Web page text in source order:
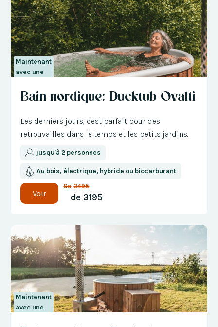
Maintenant
avec une
de 300 €
Bain nordique: Ducktub Ovalti
Les derniers jours, c'est parfait pour des
retrouvailles dans le temps et les petits jardins.
jusqu'à 2 personnes
Au bois, électrique, hybride ou biocarburant
Voir
De 3495
de 3195
Maintenant
avec une